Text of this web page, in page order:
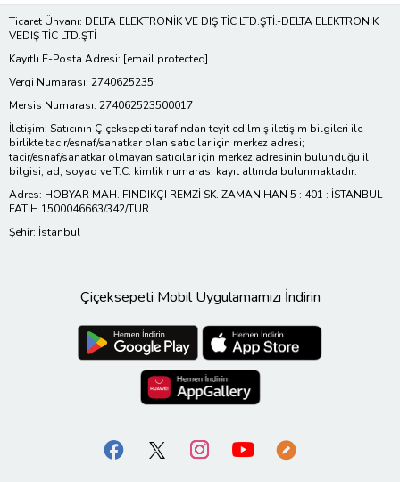
Ticaret Ünvanı: DELTA ELEKTRONİK VE DIŞ TİC LTD.ŞTİ.-DELTA ELEKTRONİK
VEDIŞ TİC LTD.ŞTİ
Kayıtlı E-Posta Adresi: [email protected]
Vergi Numarası: 2740625235
Mersis Numarası: 274062523500017
İletişim: Satıcının Çiçeksepeti tarafından teyit edilmiş iletişim bilgileri ile
birlikte tacir/esnaf/sanatkar olan satıcılar için merkez adresi;
tacir/esnaf/sanatkar olmayan satıcılar için merkez adresinin bulunduğu il
bilgisi, ad, soyad ve T.C. kimlik numarası kayıt altında bulunmaktadır.
Adres: HOBYAR MAH. FINDIKÇI REMZİ SK. ZAMAN HAN 5 : 401 : İSTANBUL
FATİH 1500046663/342/TUR
Şehir: İstanbul
Çiçeksepeti Mobil Uygulamamızı İndirin